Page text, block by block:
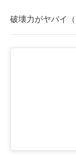
破壊力がヤバイ（